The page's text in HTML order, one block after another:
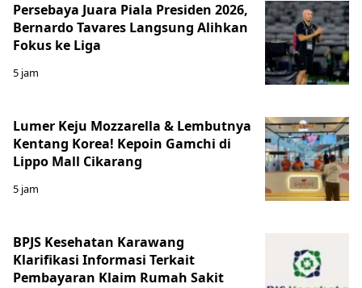
Persebaya Juara Piala Presiden 2026,
Bernardo Tavares Langsung Alihkan
Fokus ke Liga
5 jam
Lumer Keju Mozzarella & Lembutnya
Kentang Korea! Kepoin Gamchi di
Lippo Mall Cikarang
5 jam
BPJS Kesehatan Karawang
Klarifikasi Informasi Terkait
Pembayaran Klaim Rumah Sakit